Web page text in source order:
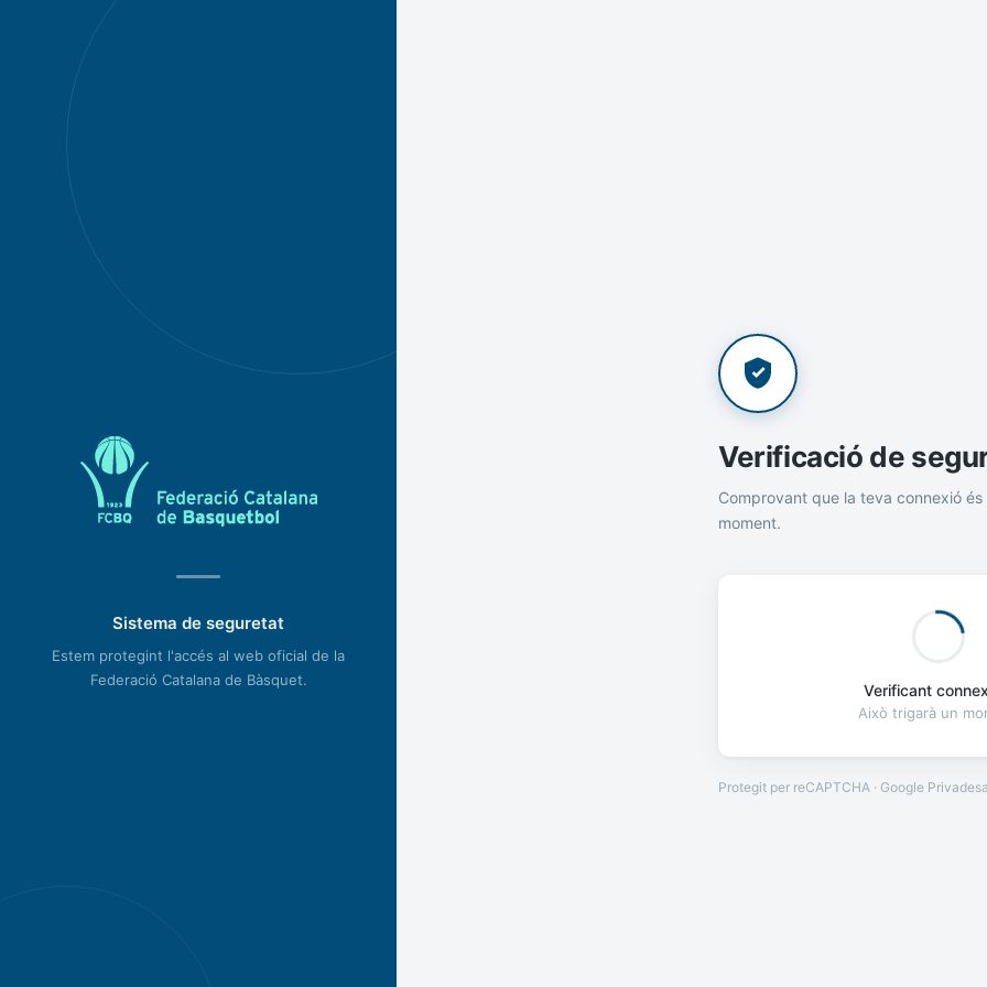
Sistema de seguretat
Estem protegint l'accés al web oficial de la
Federació Catalana de Bàsquet.
Verificació de
Comprovant que la teva connexió és
moment.
Verificant
Això trigarà un
Protegit per reCAPTCHA · Google Privadesa